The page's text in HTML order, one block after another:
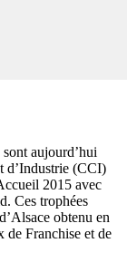
sont aujourd’hui
d’Industrie (CCI)
2015 avec
Ces trophées
obtenu en
de Franchise et de